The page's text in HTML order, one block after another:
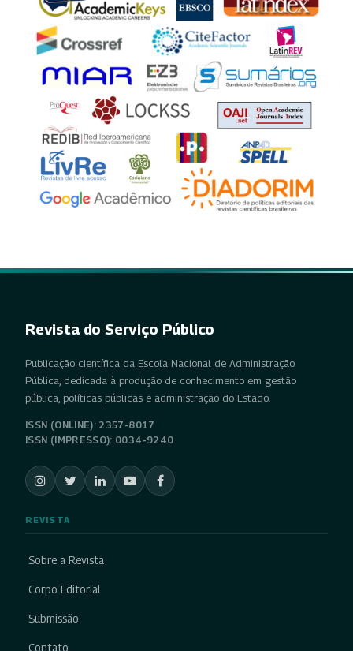
Revista do Serviço Público
Publicação científica da Escola Nacional de Administração
Pública, dedicada à produção de conhecimento em gestão
pública, políticas públicas e administração do Estado.
ISSN (ONLINE): 2357-8017
ISSN (IMPRESSO): 0034-9240
REVISTA
Sobre a Revista
Corpo Editorial
Submissão
Contato